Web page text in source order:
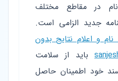
در مقاطع مختلف
جدید الزامی است.
و اعلام نتایج بدون
باید از سلامت
خود اطمینان حاصل